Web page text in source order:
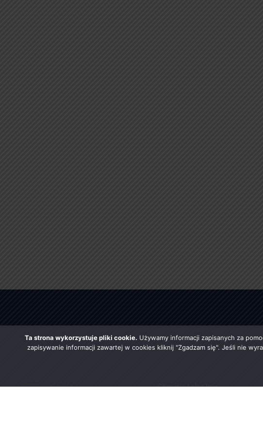
Strony lokalne
Ta strona wykorzystuje pliki cookie. Używamy informacji zapisanych za
zapisywanie informacji zawartej w cookies kliknij "Zgadzam się". Jeśli nie